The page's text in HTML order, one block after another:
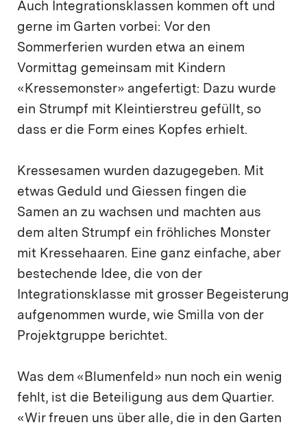
Auch Integrationsklassen kommen oft und
gerne im Garten vorbei: Vor den
Sommerferien wurden etwa an einem
Vormittag gemeinsam mit Kindern
«Kressemonster» angefertigt: Dazu wurde
ein Strumpf mit Kleintierstreu gefüllt, so
dass er die Form eines Kopfes erhielt.
Kressesamen wurden dazugegeben. Mit
etwas Geduld und Giessen fingen die
Samen an zu wachsen und machten aus
dem alten Strumpf ein fröhliches Monster
mit Kressehaaren. Eine ganz einfache, aber
bestechende Idee, die von der
Integrationsklasse mit grosser Begeisterung
aufgenommen wurde, wie Smilla von der
Projektgruppe berichtet.
Was dem «Blumenfeld» nun noch ein wenig
fehlt, ist die Beteiligung aus dem Quartier.
«Wir freuen uns über alle, die in den Garten